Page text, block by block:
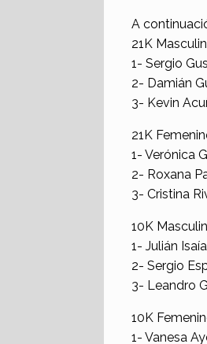
A
21K
1- Sergio
2- Damián
3- Kevin
21K
1- Verónica
2- Roxana
3- Cristina
10K
1- Julián
2- Sergio
3- Leandro
10K
1- Vanesa